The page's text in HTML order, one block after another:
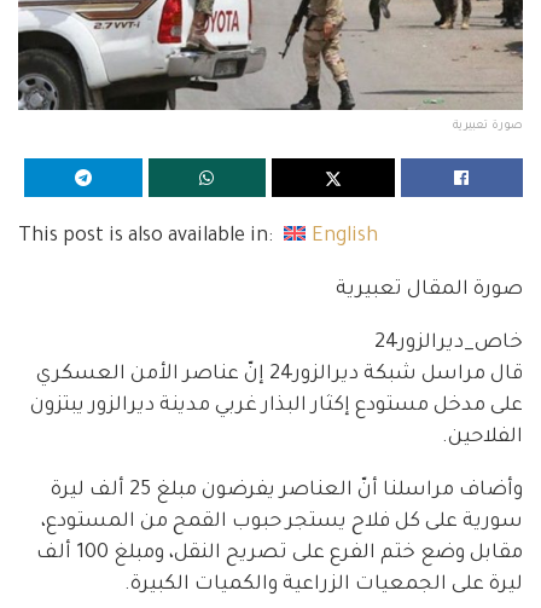
صورة تعبيرية
This post is also available in: English
صورة المقال تعبيرية
خاص_ديرالزور24
قال مراسل شبكة ديرالزور24 إنّ عناصر الأمن العسكري
على مدخل مستودع إكثار البذار غربي مدينة ديرالزور يبتزون
الفلاحين.
وأضاف مراسلنا أنّ العناصر يفرضون مبلغ 25 ألف ليرة
سورية على كل فلاح يستجر حبوب القمح من المستودع،
مقابل وضع ختم الفرع على تصريح النقل، ومبلغ 100 ألف
ليرة على الجمعيات الزراعية والكميات الكبيرة.